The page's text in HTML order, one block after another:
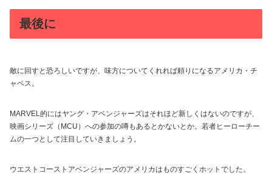
最後に
敵に回すと恐ろしいですが、味方についてくれれば頼りになるアメリカ・チ
ャベス。
MARVEL的にはヤング・アベンジャーズはそれほど新しくはないのですが、
映画シリーズ（MCU）への参加の噂もあるとかないとか。若者ヒーローチー
ムの一つとして注目していきましょう。
ウエストコーストアベンジャーズのアメリカはものすごくホットでした。